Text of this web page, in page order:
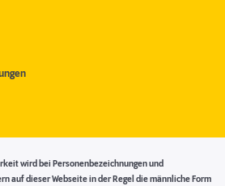
wird bei Personenbezeichnungen und
auf dieser Webseite in der Regel die männliche Form